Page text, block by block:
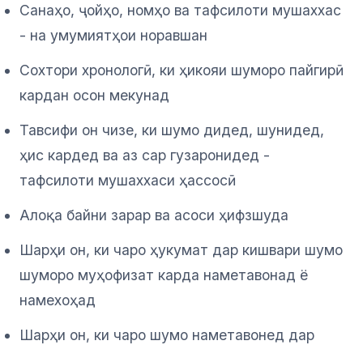
Санаҳо, ҷойҳо, номҳо ва тафсилоти мушаххас
- на умумиятҳои норавшан
Сохтори хронологӣ, ки ҳикояи шуморо пайгирӣ
кардан осон мекунад
Тавсифи он чизе, ки шумо дидед, шунидед,
ҳис кардед ва аз сар гузаронидед -
тафсилоти мушаххаси ҳассосӣ
Алоқа байни зарар ва асоси ҳифзшуда
Шарҳи он, ки чаро ҳукумат дар кишвари шумо
шуморо муҳофизат карда наметавонад ё
намехоҳад
Шарҳи он, ки чаро шумо наметавонед дар